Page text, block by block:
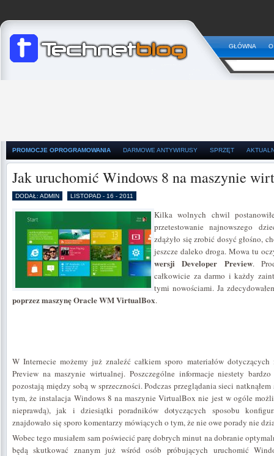
GŁÓWNA
PROMOCJE OPROGRAMOWANIA DARMOWE ANTYWIRUSY SPRZĘT
Jak uruchomić Windows 8 na maszynie
DODAŁ: ADMIN LISTOPAD - 16 - 2011
Kilka wolnych chwil
przetestowanie najnowszego
zdążyło się zrobić dosyć głośno,
jeszcze daleko droga. Mowa tu
wersji Developer Preview.
całkowicie za darmo i każdy
tymi nowościami. Ja
poprzez maszynę Oracle WM VirtualBox.
W Internecie możemy już znaleźć całkiem sporo materiałów
Preview na maszynie wirtualnej. Poszczególne informacje niestety
pozostają między sobą w sprzeczności. Podczas przeglądania sieci
tym, że instalacja Windows 8 na maszynie VirtualBox nie jest w ogóle
nieprawdą), jak i dziesiątki poradników dotyczących sposobu
znajdowało się sporo komentarzy mówiących o tym, że nie owe porady nie
Wobec tego musiałem sam poświecić parę dobrych minut na dobranie
będą skutkować znanym już wśród osób próbujących uruchomić